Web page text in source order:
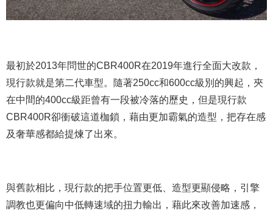
最初於2013年問世的CBR400R在2019年進行全面大改款，
現行款就是第二代車型。隨著250cc和600cc級別的興起，夾
在中間的400cc級距曾有一段被冷落的歷史，但是現行款
CBR400R卻衝破這道枷鎖，藉由更加霸氣的造型，把存在感
及奢華感都給提煉了出來。
與舊款相比，現行款的把手位置更低、造型更顯侵略，引擎
調教也更偏向中低轉速域的扭力輸出，藉此來改善加速感，